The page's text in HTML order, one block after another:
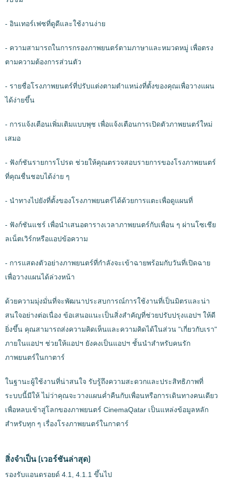
- อินเทอร์เฟซที่ดูดีและใช้งานง่าย
- ความสามารถในการกรองภาพยนตร์ตามภาษาและหมวดหมู่ เพื่อตรง
ตามความต้องการส่วนตัว
- รายชื่อโรงภาพยนตร์ที่ปรับแต่งตามตำแหน่งที่ตั้งของคุณเพื่อวางแผน
ได้ง่ายขึ้น
- การแจ้งเตือนเพิ่มเติมแบบพุช เพื่อแจ้งเตือนการเปิดตัวภาพยนตร์ใหม่
เสมอ
- ฟังก์ชันรายการโปรด ช่วยให้คุณตรวจสอบรายการของโรงภาพยนตร์
ที่คุณชื่นชอบได้ง่าย ๆ
- นำทางไปยังที่ตั้งของโรงภาพยนตร์ได้ด้วยการแตะเพื่อดูแผนที่
- ฟังก์ชันแชร์ เพื่อนำเสนอตารางเวลาภาพยนตร์กับเพื่อน ๆ ผ่านโซเชีย
ลเน็ตเวิร์กหรือแอปข้อความ
- การแสดงตัวอย่างภาพยนตร์ที่กำลังจะเข้าฉายพร้อมกับวันที่เปิดฉาย
เพื่อวางแผนได้ล่วงหน้า
ด้วยความมุ่งมั่นที่จะพัฒนาประสบการณ์การใช้งานที่เป็นมิตรและน่า
สนใจอย่างต่อเนื่อง ข้อเสนอแนะเป็นสิ่งสำคัญที่ช่วยปรับปรุงแอปฯ ให้ดี
ยิ่งขึ้น คุณสามารถส่งความคิดเห็นและความคิดได้ในส่วน "เกี่ยวกับเรา"
ภายในแอปฯ ช่วยให้แอปฯ ยังคงเป็นแอปฯ ชั้นนำสำหรับคนรัก
ภาพยนตร์ในกาตาร์
ในฐานะผู้ใช้งานที่น่าสนใจ รับรู้ถึงความสะดวกและประสิทธิภาพที่
ระบบนี้มีให้ ไม่ว่าคุณจะวางแผนค่ำคืนกับเพื่อนหรือการเดินทางคนเดียว
เพื่อหลบเข้าสู่โลกของภาพยนตร์ CinemaQatar เป็นแหล่งข้อมูลหลัก
สำหรับทุก ๆ เรื่องโรงภาพยนตร์ในกาตาร์
สิ่งจำเป็น (เวอร์ชันล่าสุด)
รองรับแอนดรอยด์ 4.1, 4.1.1 ขึ้นไป